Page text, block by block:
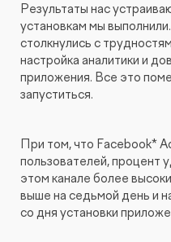
Результаты нас
установкам мы
столкнулись с
настройка аналитики и
приложения. Все это
запуститься.
При том, что Facebook*
пользователей, процент
этом канале более
выше на седьмой день и
со дня установки